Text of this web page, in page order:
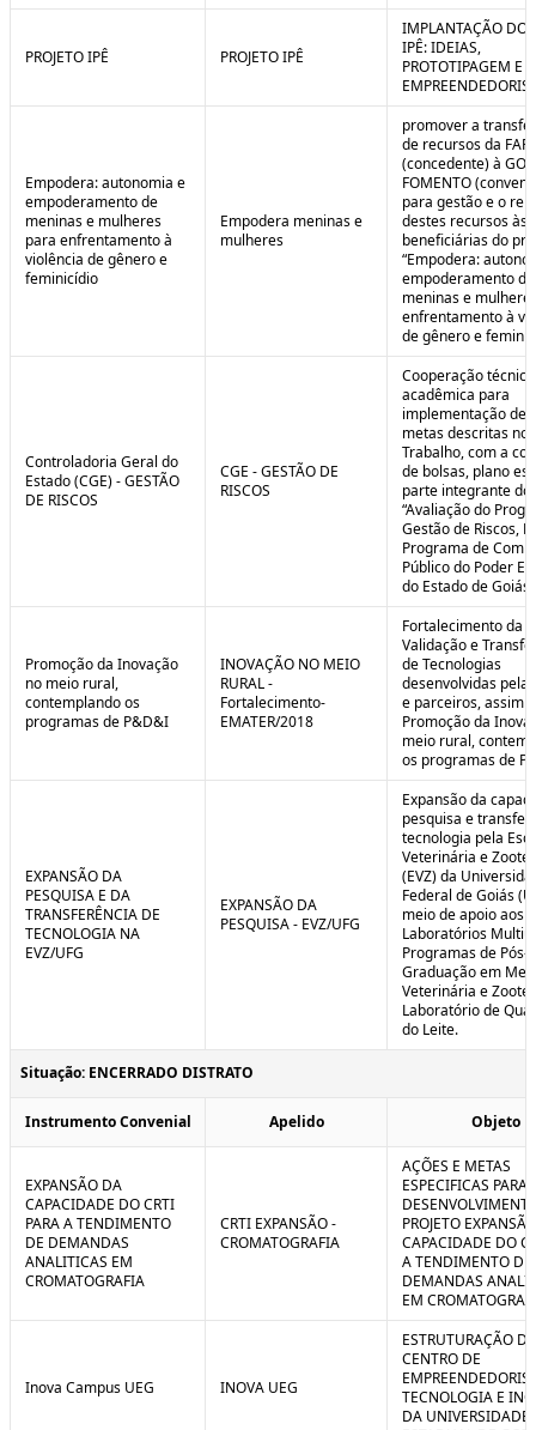
PROJETO IPÊ PROJETO IPÊ
IMPLANTAÇÃO DO
IPÊ: IDEIAS,
PROTOTIPAGEM E
Empodera: autonomia e
empoderamento de
meninas e mulheres
para enfrentamento à
violência de gênero e
feminicídio
Empodera meninas e
mulheres
promover a
de recursos da
(concedente) à
FOMENTO
para gestão e o
destes recursos às
beneficiárias do
“Empodera:
empoderamento de
meninas e
enfrentamento à
de gênero e
Controladoria Geral do
Estado (CGE) - GESTÃO
DE RISCOS
CGE - GESTÃO DE
RISCOS
Cooperação
acadêmica para
implementação de
metas descritas no
Trabalho, com a
de bolsas, plano
parte integrante do
“Avaliação do
Gestão de Riscos,
Programa de
Público do Poder
do Estado de
Promoção da Inovação
no meio rural,
contemplando os
programas de P&D&I
INOVAÇÃO NO MEIO
RURAL -
Fortalecimento-
EMATER/2018
Fortalecimento da
Validação e
de Tecnologias
desenvolvidas pela
e parceiros, assim
Promoção da
meio rural,
os programas de
EXPANSÃO DA
PESQUISA E DA
TRANSFERÊNCIA DE
TECNOLOGIA NA
EVZ/UFG
EXPANSÃO DA
PESQUISA - EVZ/UFG
Expansão da
pesquisa e
tecnologia pela
Veterinária e
(EVZ) da
Federal de Goiás
meio de apoio aos
Laboratórios
Programas de Pós-
Graduação em
Veterinária e
Laboratório de
do Leite.
Situação: ENCERRADO DISTRATO
Instrumento Convenial Apelido Objeto
EXPANSÃO DA
CAPACIDADE DO CRTI
PARA A TENDIMENTO
DE DEMANDAS
ANALITICAS EM
CROMATOGRAFIA
CRTI EXPANSÃO -
CROMATOGRAFIA
AÇÕES E METAS
ESPECIFICAS PARA
PROJETO
CAPACIDADE DO
A TENDIMENTO DE
DEMANDAS
EM
Inova Campus UEG INOVA UEG
ESTRUTURAÇÃO
CENTRO DE
TECNOLOGIA E
DA UNIVERSIDADE